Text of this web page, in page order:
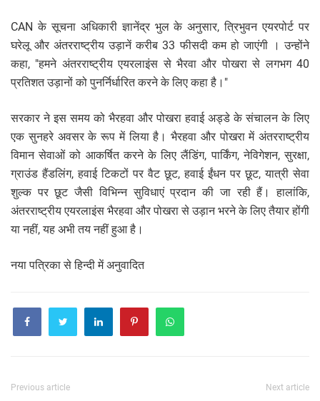
CAN के सूचना अधिकारी ज्ञानेंद्र भुल के अनुसार, त्रिभुवन एयरपोर्ट पर
घरेलू और अंतरराष्ट्रीय उड़ानें करीब 33 फीसदी कम हो जाएंगी । उन्होंने
कहा, "हमने अंतरराष्ट्रीय एयरलाइंस से भैरवा और पोखरा से लगभग 40
प्रतिशत उड़ानों को पुनर्निर्धारित करने के लिए कहा है।"
सरकार ने इस समय को भैरहवा और पोखरा हवाई अड्डे के संचालन के लिए
एक सुनहरे अवसर के रूप में लिया है। भैरहवा और पोखरा में अंतरराष्ट्रीय
विमान सेवाओं को आकर्षित करने के लिए लैंडिंग, पार्किंग, नेविगेशन, सुरक्षा,
ग्राउंड हैंडलिंग, हवाई टिकटों पर वैट छूट, हवाई ईंधन पर छूट, यात्री सेवा
शुल्क पर छूट जैसी विभिन्न सुविधाएं प्रदान की जा रही हैं। हालांकि,
अंतरराष्ट्रीय एयरलाइंस भैरहवा और पोखरा से उड़ान भरने के लिए तैयार होंगी
या नहीं, यह अभी तय नहीं हुआ है।
नया प​त्रिका से हिन्दी में अनुवादित
Previous article Next article